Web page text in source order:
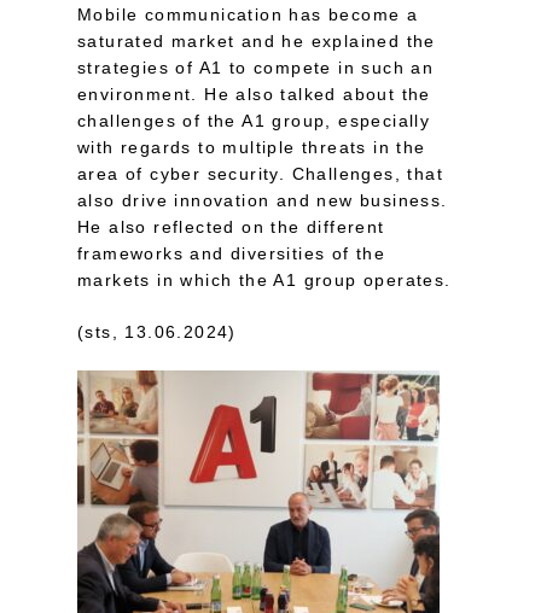
Mobile communication has become a
saturated market and he explained the
strategies of A1 to compete in such an
environment. He also talked about the
challenges of the A1 group, especially
with regards to multiple threats in the
area of cyber security. Challenges, that
also drive innovation and new business.
He also reflected on the different
frameworks and diversities of the
markets in which the A1 group operates.
(sts, 13.06.2024)